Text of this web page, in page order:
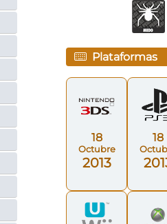
Plataformas
18
Octubre
2013
18